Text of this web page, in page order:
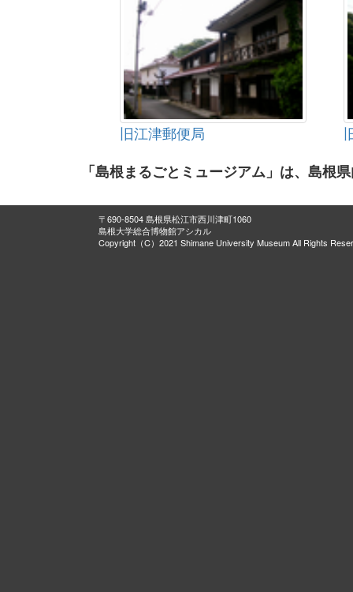
旧江津郵便局
「島根まるごとミュージアム」は、島根
〒690-8504 島根県松江市西川津町1060
島根大学総合博物館アシカル
Copyright（C）2021 Shimane University Museum All Rights